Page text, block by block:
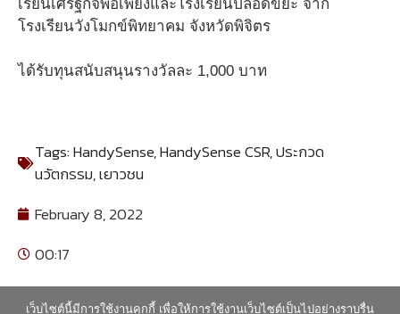
เรียนเศรฐกิจพอเพียงและโรงเรียนปลอดขยะ จาก
โรงเรียนวังโมกข์พิทยาคม จังหวัดพิจิตร
ได้รับทุนสนับสนุนรางวัลละ 1,000 บาท
Tags:HandySense,HandySense CSR,ประกวด
นวัตกรรม,เยาวชน
February 8, 2022
00:17
เว็บไซต์นี้มีการใช้งานคุกกี้ เพื่อให้การใช้งานเว็บไซต์เป็นไปอย่างราบรื่น